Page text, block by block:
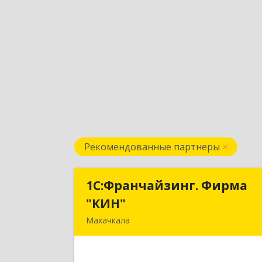
Рекомендованные партнеры
1С:Франчайзинг. Фирма
"КИН"
Махачкала
1С:Франчайзинг. Фирма